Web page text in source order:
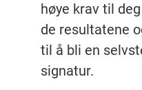
høye krav til
de resultatene
til å bli en
signatur.